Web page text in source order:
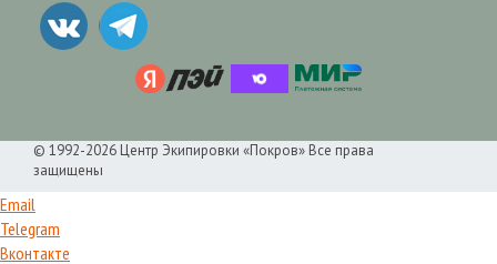
© 1992-2026 Центр Экипировки «Покров» Все права
защищены
Email
Telegram
Вконтакте